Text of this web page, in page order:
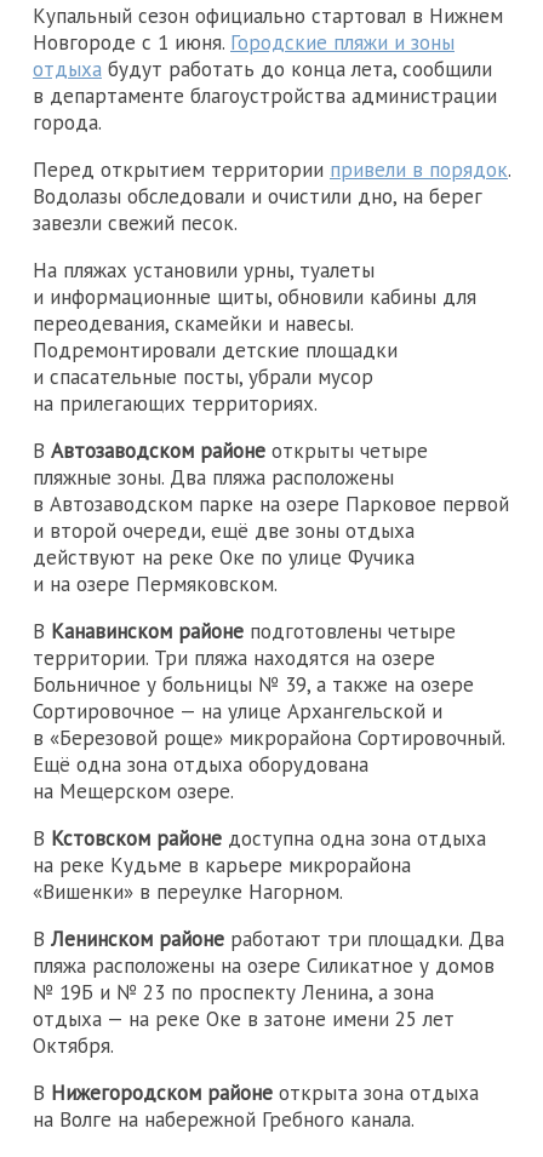
Купальный сезон официально стартовал в Нижнем
Новгороде с 1 июня. Городские пляжи и зоны
отдыха будут работать до конца лета, сообщили
в департаменте благоустройства администрации
города.
Перед открытием территории привели в порядок.
Водолазы обследовали и очистили дно, на берег
завезли свежий песок.
На пляжах установили урны, туалеты
и информационные щиты, обновили кабины для
переодевания, скамейки и навесы.
Подремонтировали детские площадки
и спасательные посты, убрали мусор
на прилегающих территориях.
В Автозаводском районе открыты четыре
пляжные зоны. Два пляжа расположены
в Автозаводском парке на озере Парковое первой
и второй очереди, ещё две зоны отдыха
действуют на реке Оке по улице Фучика
и на озере Пермяковском.
В Канавинском районе подготовлены четыре
территории. Три пляжа находятся на озере
Больничное у больницы № 39, а также на озере
Сортировочное — на улице Архангельской и
в «Березовой роще» микрорайона Сортировочный.
Ещё одна зона отдыха оборудована
на Мещерском озере.
В Кстовском районе доступна одна зона отдыха
на реке Кудьме в карьере микрорайона
«Вишенки» в переулке Нагорном.
В Ленинском районе работают три площадки. Два
пляжа расположены на озере Силикатное у домов
№ 19Б и № 23 по проспекту Ленина, а зона
отдыха — на реке Оке в затоне имени 25 лет
Октября.
В Нижегородском районе открыта зона отдыха
на Волге на набережной Гребного канала.